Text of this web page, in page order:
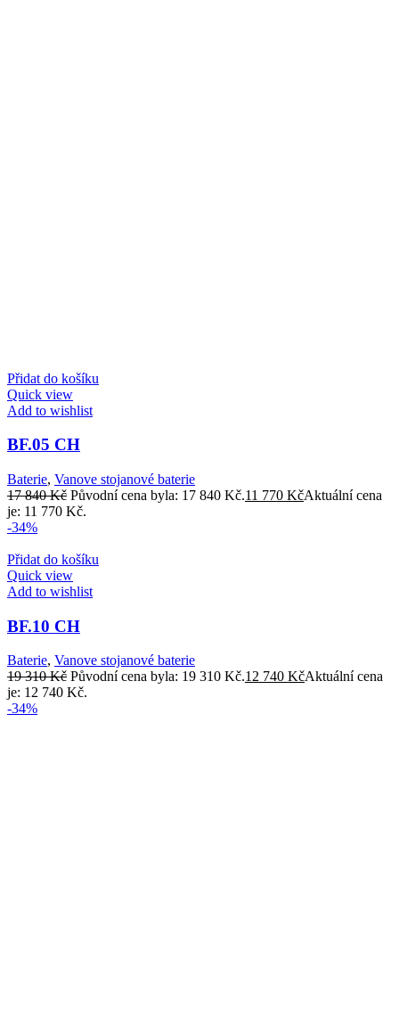
Přidat do košíku
Quick view
Add to wishlist
BF.05 CH
Baterie, Vanove stojanové baterie
17 840Kč Původní cena byla: 17 840 Kč.11 770 KčAktuální cena
je: 11 770 Kč.
-34%
Přidat do košíku
Quick view
Add to wishlist
BF.10 CH
Baterie, Vanove stojanové baterie
19 310Kč Původní cena byla: 19 310 Kč.12 740 KčAktuální cena
je: 12 740 Kč.
-34%